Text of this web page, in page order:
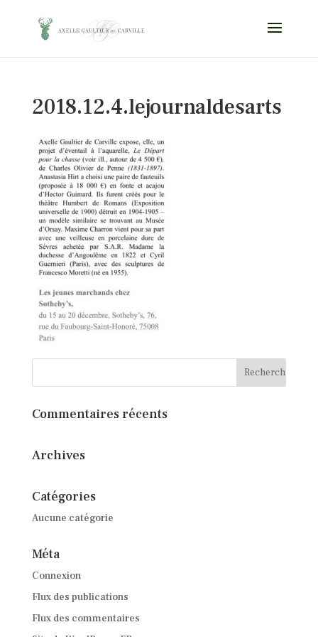
2018.12.4.lejournaldesarts
Commentaires récents
Archives
Catégories
Aucune catégorie
Méta
Connexion
Flux des publications
Flux des commentaires